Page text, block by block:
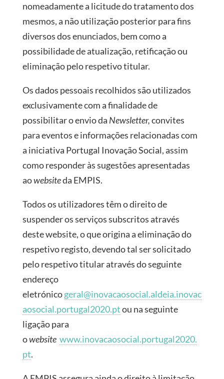
nomeadamente a licitude do tratamento dos
mesmos, a não utilização posterior para fins
diversos dos enunciados, bem como a
possibilidade de atualização, retificação ou
eliminação pelo respetivo titular.
Os dados pessoais recolhidos são utilizados
exclusivamente com a finalidade de
possibilitar o envio da Newsletter,convites
para eventos e informações relacionadas com
a iniciativa Portugal Inovação Social, assim
como responder às sugestões apresentadas
aowebsiteda EMPIS.
Todos os utilizadores têm o direito de
suspender os serviços subscritos através
deste website, o que origina a eliminação do
respetivo registo, devendo tal ser solicitado
pelo respetivo titular através do seguinte
endereço
eletrónicogeral@inovacaosocial.aldeia.inovac
aosocial.portugal2020.ptou na seguinte
ligação para
owebsite www.inovacaosocial.portugal2020.
pt.